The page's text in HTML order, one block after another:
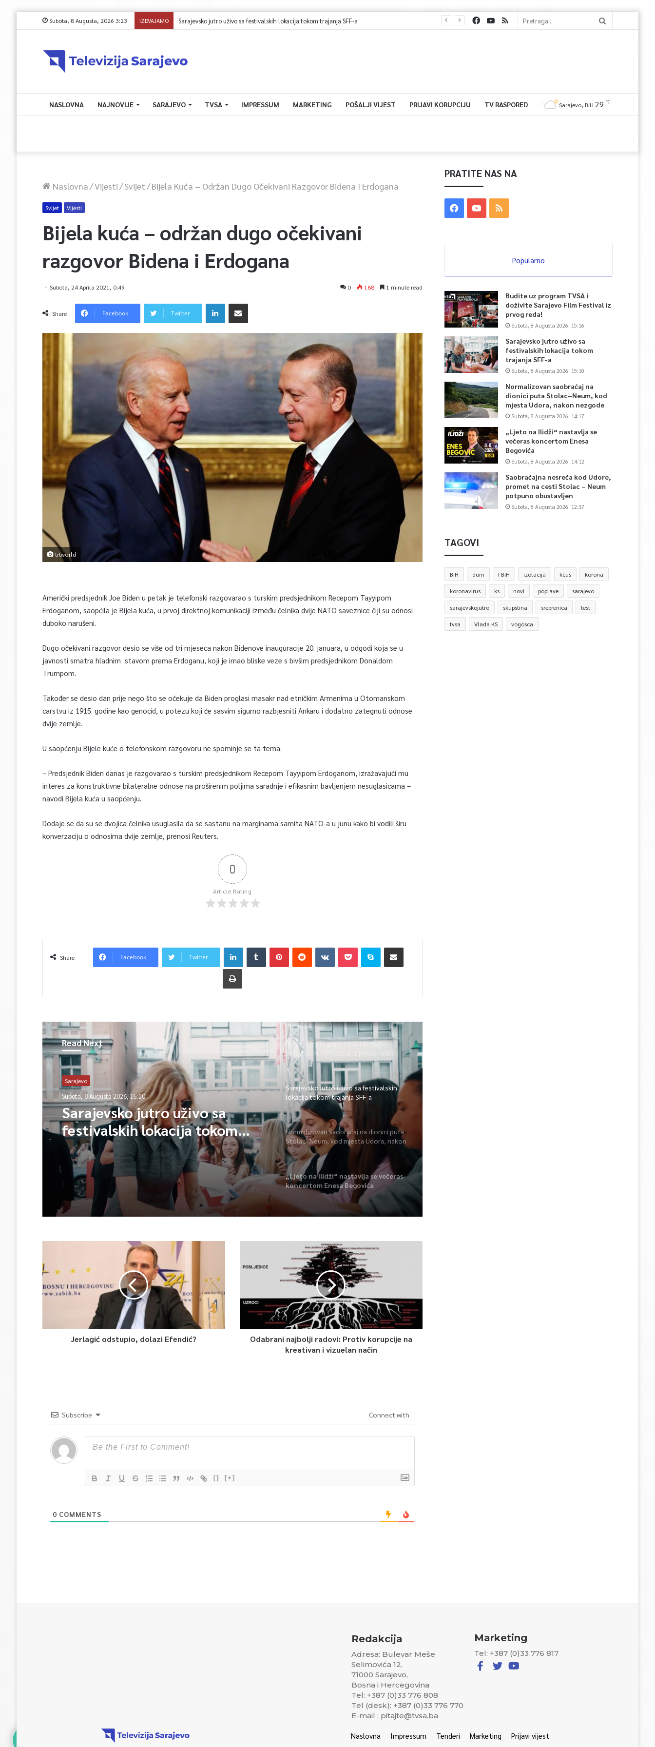
Subota, 8 Augusta, 2026 3:23 IZDVAJAMO
NASLOVNA NAJNOVIJE SARAJEVO TVSA IMPRESSUM MARKETING POŠALJI VIJEST PRIJAVI KORUPCIJU TV RASPORED Sarajevo, BiH 29 ℃
Naslovna/Vijesti/Svijet/Bijela Kuća – Održan Dugo Očekivani Razgovor Bidena I Erdogana
Svijet Vijesti
Bijela kuća – održan dugo očekivani
razgovor Bidena i Erdogana
Subota, 24 Aprila 2021, 0:49 0 188 1 minute read
Share Facebook Twitter
trtworld
Američki predsjednik Joe Biden u petak je telefonski razgovarao s turskim predsjednikom Recepom Tayyipom
Erdoganom, saopćila je Bijela kuća, u prvoj direktnoj komunikaciji između čelnika dvije NATO saveznice čiji su odnosi
duboko narušeni.
Dugo očekivani razgovor desio se više od tri mjeseca nakon Bidenove inauguracije 20. januara, u odgodi koja se u
javnosti smatra hladnim stavom prema Erdoganu, koji je imao bliske veze s bivšim predsjednikom Donaldom
Trumpom.
Također se desio dan prije nego što se očekuje da Biden proglasi masakr nad etničkim Armenima u Otomanskom
carstvu iz 1915. godine kao genocid, u potezu koji će sasvim sigurno razbjesniti Ankaru i dodatno zategnuti odnose
dvije zemlje.
U saopćenju Bijele kuće o telefonskom razgovoru ne spominje se ta tema.
– Predsjednik Biden danas je razgovarao s turskim predsjednikom Recepom Tayyipom Erdoganom, izražavajući mu
interes za konstruktivne bilateralne odnose na proširenim poljima saradnje i efikasnim bavljenjem nesuglasicama –
navodi Bijela kuća u saopćenju.
Dodaje se da su se dvojica čelnika usuglasila da se sastanu na marginama samita NATO-a u junu kako bi vodili širu
konverzaciju o odnosima dvije zemlje, prenosi Reuters.
0
Article Rating
Share Facebook Twitter
Read Next
Sarajevo
Subota, 8 Augusta 2026, 15:10
Sarajevsko jutro uživo sa
festivalskih lokacija tokom
trajanja SFF-a
Budite uz program TVSA i doživite
Sarajevo Film Festival iz prvog reda!
Sarajevsko jutro uživo sa festivalskih
lokacija tokom trajanja SFF-a
Normalizovan saobraćaj na dionici puta
Stolac–Neum, kod mjesta Udora, nakon
nezgode
„Ljeto na Ilidži“ nastavlja se večeras
koncertom Enesa Begovića
Jerlagić odstupio, dolazi Efendić?
Odabrani najbolji radovi: Protiv korupcije na
kreativan i vizuelan način
Subscribe Connect with
{} [+]
0 COMMENTS
PRATITE NAS NA
Popularno
Budite uz program TVSA i
doživite Sarajevo Film Festival iz
prvog reda!
Subota, 8 Augusta 2026, 15:16
Sarajevsko jutro uživo sa
festivalskih lokacija tokom
trajanja SFF-a
Subota, 8 Augusta 2026, 15:10
Normalizovan saobraćaj na
dionici puta Stolac–Neum, kod
mjesta Udora, nakon nezgode
Subota, 8 Augusta 2026, 14:17
„Ljeto na Ilidži“ nastavlja se
večeras koncertom Enesa
Begovića
Subota, 8 Augusta 2026, 14:12
Saobraćajna nesreća kod Udore,
promet na cesti Stolac – Neum
potpuno obustavljen
Subota, 8 Augusta 2026, 12:37
TAGOVI
BiH dom FBiH izolacija kcus korona
koronavirus ks novi poplave sarajevo
sarajevskojutro skupstina srebrenica test
tvsa Vlada KS vogosca
Redakcija
Adresa: Bulevar Meše
Selimovića 12,
71000 Sarajevo,
Bosna i Hercegovina
Tel: +387 (0)33 776 808
Tel (desk): +387 (0)33 776 770
E-mail : pitajte@tvsa.ba
Marketing
Tel: +387 (0)33 776 817
Naslovna Impressum Tenderi Marketing Prijavi vijest